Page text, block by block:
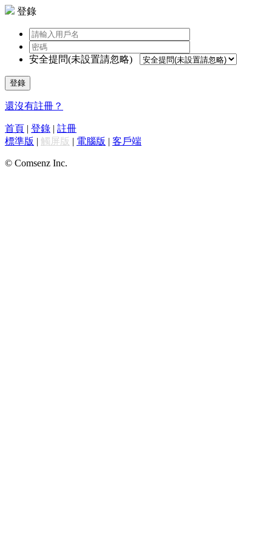
登錄
安全提問(未設置請忽略)
登錄
還沒有註冊？
首頁 | 登錄 | 註冊
標準版 | 觸屏版 | 電腦版 | 客戶端
© Comsenz Inc.